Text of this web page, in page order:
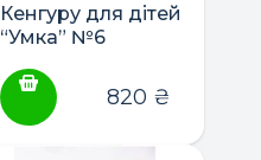
Кенгуру для дітей
“Умка” №6
820 ₴